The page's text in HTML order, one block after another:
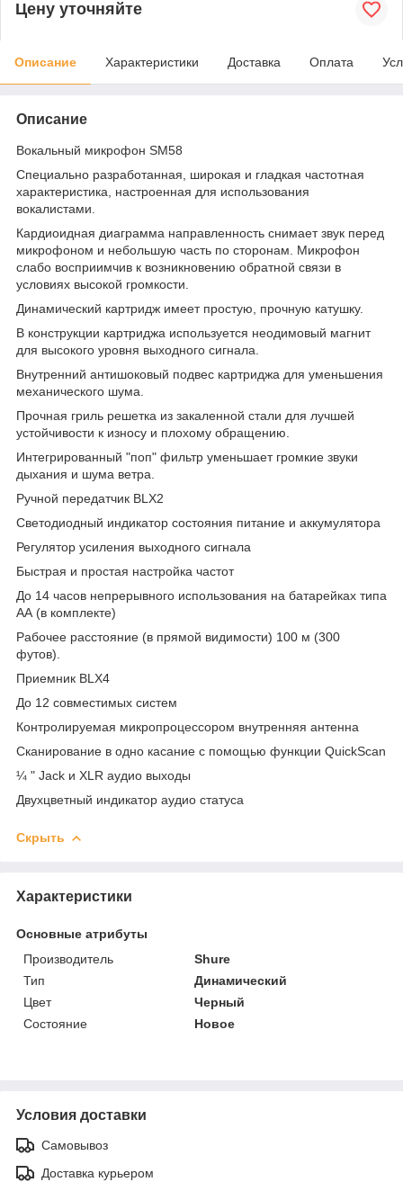
Цену уточняйте
Описание Характеристики Доставка Оплата
Описание
Вокальный микрофон SM58
Специально разработанная, широкая и гладкая частотная
характеристика, настроенная для использования
вокалистами.
Кардиоидная диаграмма направленность снимает звук перед
микрофоном и небольшую часть по сторонам. Микрофон
слабо восприимчив к возникновению обратной связи в
условиях высокой громкости.
Динамический картридж имеет простую, прочную катушку.
В конструкции картриджа используется неодимовый магнит
для высокого уровня выходного сигнала.
Внутренний антишоковый подвес картриджа для уменьшения
механического шума.
Прочная гриль решетка из закаленной стали для лучшей
устойчивости к износу и плохому обращению.
Интегрированный "поп" фильтр уменьшает громкие звуки
дыхания и шума ветра.
Ручной передатчик BLX2
Светодиодный индикатор состояния питание и аккумулятора
Регулятор усиления выходного сигнала
Быстрая и простая настройка частот
До 14 часов непрерывного использования на батарейках типа
АА (в комплекте)
Рабочее расстояние (в прямой видимости) 100 м (300
футов).
Приемник BLX4
До 12 совместимых систем
Контролируемая микропроцессором внутренняя антенна
Сканирование в одно касание с помощью функции QuickScan
¼ " Jack и XLR аудио выходы
Двухцветный индикатор аудио статуса
Скрыть
Характеристики
Основные атрибуты
Производитель
Shure
Тип
Динамический
Цвет
Черный
Состояние
Новое
Условия доставки
Самовывоз
Доставка курьером